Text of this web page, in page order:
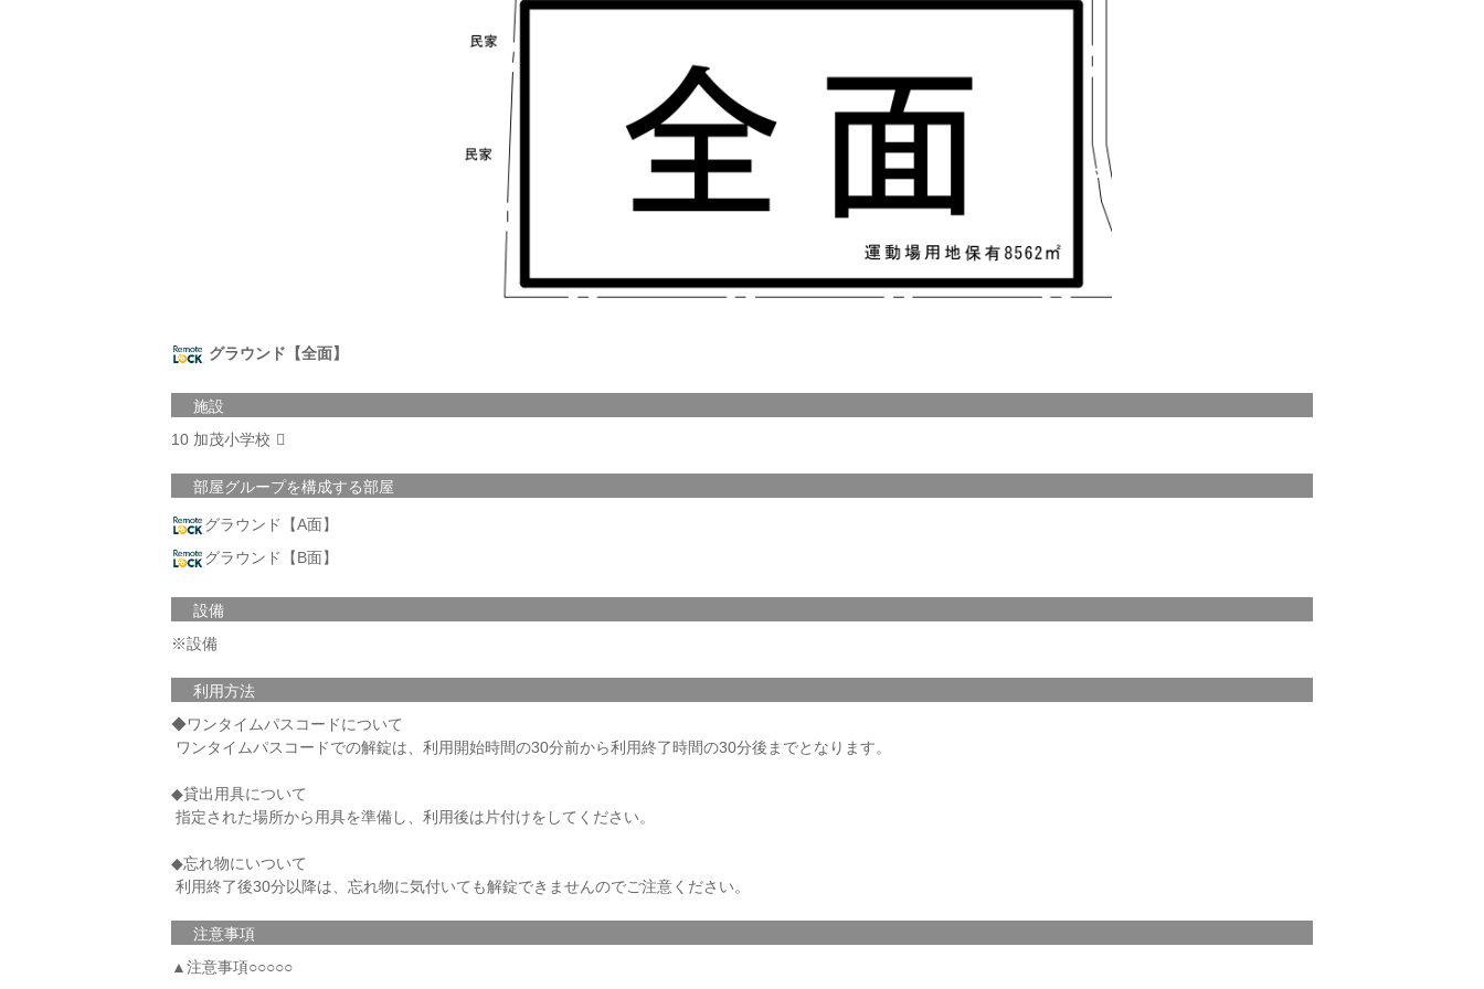
グラウンド【全面】
施設
10 加茂小学校
部屋グループを構成する部屋
グラウンド【A面】
グラウンド【B面】
設備
※設備
利用方法
◆ワンタイムパスコードについて
ワンタイムパスコードでの解錠は、利用開始時間の30分前から利用終了時間の30分後までとなります。
◆貸出用具について
指定された場所から用具を準備し、利用後は片付けをしてください。
◆忘れ物にいついて
利用終了後30分以降は、忘れ物に気付いても解錠できませんのでご注意ください。
注意事項
▲注意事項○○○○○